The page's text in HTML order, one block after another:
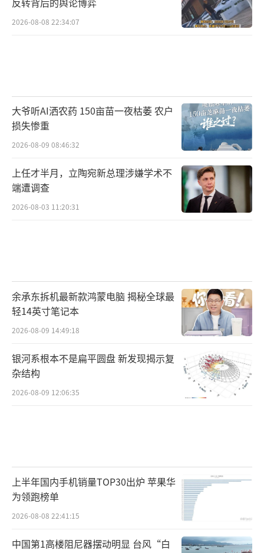
理想和问界的成功产生了强烈的示范效
占据超过20%的份额。这些大型SUV产品不仅
销量可观，毛利率水平也较高。由于一直押注
大型SUV市场，理想汽车从2023年便开始盈
利，是所有新势力车企中首个实现盈利的品
牌。截至2025年底，理想汽车累计净利润约20
9亿元。赛力斯集团在问界品牌的快速发展中也
更重要的是，自主品牌已具备向上突破的
能力。2025年自主品牌SUV在SUV品类中的份
额达73.4%，较2024年提升近4个百分点。在中
端大型SUV市场的条件。同时消费者对自主品
牌高端车型的接受度也在快速提升，理想、问
界、蔚来、极氪等品牌的快速发展，已经证明
的容量存在明显上限，大量玩家涌入将带来多
重风险。2026年第一季度，大型SUV月均销量
约3.7万辆，低于A级SUV等主流细分市场。3月
份仅极少数车型月销突破万辆，多数车型月销
量在几千辆甚至几百辆。在一个年销量约40万
2026-08-08 22:34:07
大爷听AI洒农药 150亩苗一夜枯萎 农户
损失惨重
2026-08-09 08:46:32
上任才半月，立陶宛新总理涉嫌学术不
端遭调查
2026-08-03 11:20:31
余承东拆机最新款鸿蒙电脑 揭秘全球最
轻14英寸笔记本
2026-08-09 14:49:18
银河系根本不是扁平圆盘 新发现揭示复
杂结构
2026-08-09 12:06:35
上半年国内手机销量TOP30出炉 苹果华
为领跑榜单
2026-08-08 22:41:15
中国第1高楼阻尼器摆动明显 台风“白